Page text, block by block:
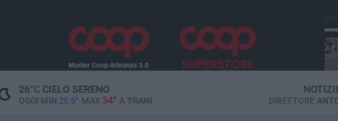
26°CCIELO SERENO
OGGI MIN 25.5° MAX 34° A TRANI DIRETTORE